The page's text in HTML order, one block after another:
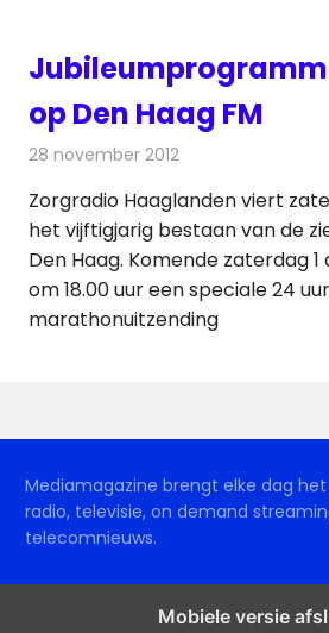
op Den Haag FM
28 november 2012
Zorgradio Haaglanden viert
het vijftigjarig bestaan van de
Den Haag. Komende zaterdag
om 18.00 uur een speciale 24
marathonuitzending
Mediamagazine brengt elke dag
radio, televisie, on demand
telecomnieuws.
Mobiele versie